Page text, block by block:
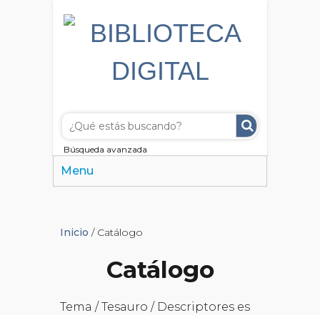
Búsqueda avanzada
Menu
Inicio / Catálogo
Catálogo
Tema / Tesauro / Descriptores es